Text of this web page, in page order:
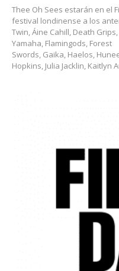
Thee Oh Sees estarán en el
festival londinense a los
Twin, Áine Cahill, Death
Yamaha, Flamingods, Forest
Swords, Gaika, Haelos,
Hopkins, Julia Jacklin, Kaitlyn